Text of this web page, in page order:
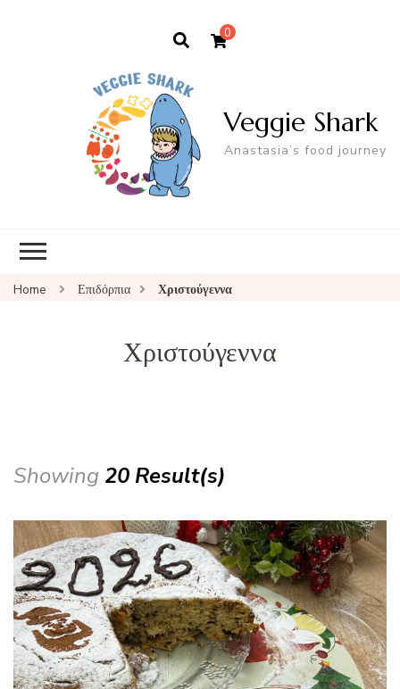
0
Veggie Shark
Anastasia’s food journey
Home Επιδόρπια Χριστούγεννα
Χριστούγεννα
Showing 20 Result(s)